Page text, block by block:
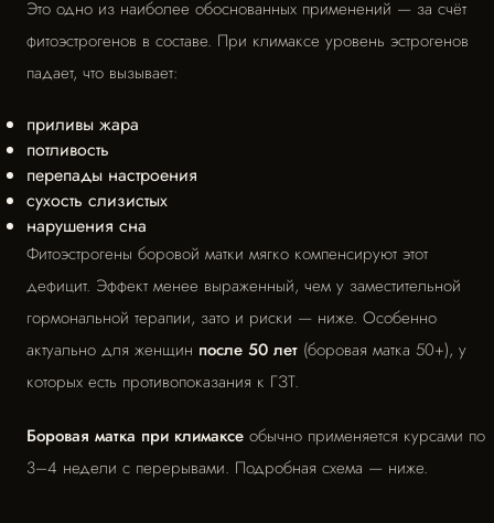
Это одно из наиболее обоснованных применений — за счёт
фитоэстрогенов в составе. При климаксе уровень эстрогенов
падает, что вызывает:
приливы жара
потливость
перепады настроения
сухость слизистых
нарушения сна
Фитоэстрогены боровой матки мягко компенсируют этот
дефицит. Эффект менее выраженный, чем у заместительной
гормональной терапии, зато и риски — ниже. Особенно
актуально для женщин после 50 лет (боровая матка 50+), у
которых есть противопоказания к ГЗТ.
Боровая матка при климаксе обычно применяется курсами по
3–4 недели с перерывами. Подробная схема — ниже.